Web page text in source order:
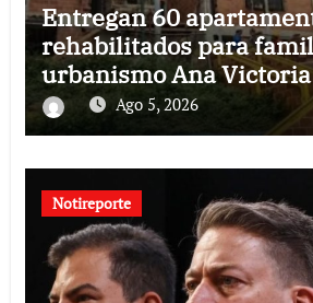
Entregan 60
rehabilitados para
urbanismo Ana Victoria
GuairaAgo 5, 2026
Notireporte